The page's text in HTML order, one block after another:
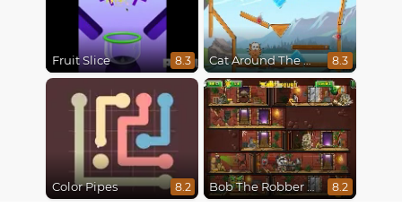
Fruit Slice 8.3 Cat Around The World 8.3
Color Pipes 8.2 Bob The Robber 5 The Temple Adventure 8.2